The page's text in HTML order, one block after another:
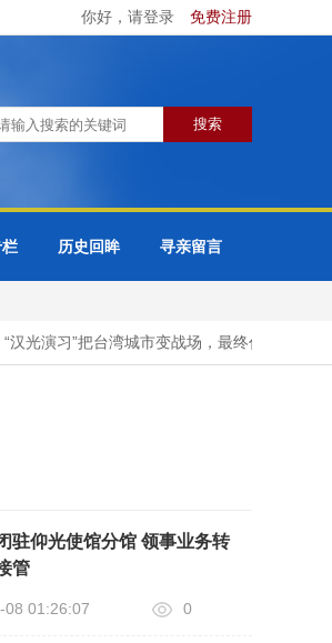
你好，请登录 免费注册
历史回眸 寻亲留言
汉光演习”把台湾城市变战场，最终代价由谁承担
驻仰光使馆分馆 领事业务转
管
08 01:26:07 0